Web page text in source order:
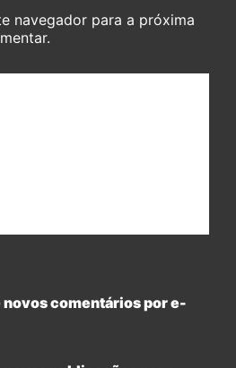
navegador para a próxima
comentários por e-